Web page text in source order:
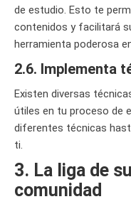
de estudio. Esto te
contenidos y facilitará
herramienta poderosa
2.6. Implementa
Existen diversas
útiles en tu proceso de
diferentes técnicas
ti.
3. La liga de
comunidad